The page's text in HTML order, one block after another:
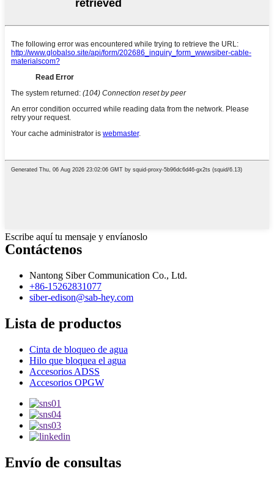
Escribe aquí tu mensaje y envíanoslo
Contáctenos
Nantong Siber Communication Co., Ltd.
+86-15262831077
siber-edison@sab-hey.com
Lista de productos
Cinta de bloqueo de agua
Hilo que bloquea el agua
Accesorios ADSS
Accesorios OPGW
Envío de consultas